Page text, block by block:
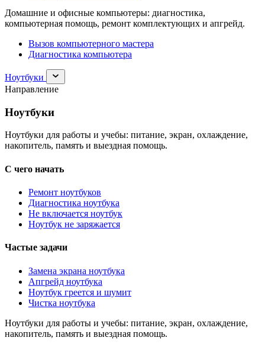
Домашние и офисные компьютеры: диагностика,
компьютерная помощь, ремонт комплектующих и апгрейд.
Вызов компьютерного мастера
Диагностика компьютера
Ноутбуки
Раскрыть
раздел
Ноутбуки
Направление
Ноутбуки
Ноутбуки для работы и учебы: питание, экран, охлаждение,
накопитель, память и выездная помощь.
С чего начать
Ремонт ноутбуков
Диагностика ноутбука
Не включается ноутбук
Ноутбук не заряжается
Частые задачи
Замена экрана ноутбука
Апгрейд ноутбука
Ноутбук греется и шумит
Чистка ноутбука
Ноутбуки для работы и учебы: питание, экран, охлаждение,
накопитель, память и выездная помощь.